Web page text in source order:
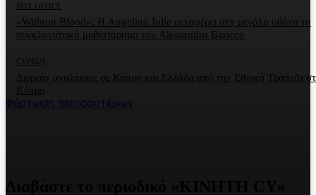
BOX OFFICE
«Without Blood»: Η Angelina Jolie μεταφέρει στη μεγάλη οθόνη το
συγκλονιστικό μυθιστόρημα του Alessandro Baricco
CYPRUS
Δωρεάν αναλήψεις σε Κύπρο και Ελλάδα από την Εθνική Τράπεζα
Κύπρο
Φόρτωση περισσοτέρων